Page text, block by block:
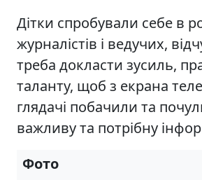
Дітки спробували себе в
журналістів і ведучих,
треба докласти зусиль,
таланту, щоб з екрана
глядачі побачили та
важливу та потрібну
Фото